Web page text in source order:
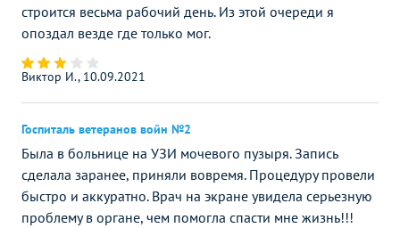
строится весьма рабочий день. Из этой очереди я
опоздал везде где только мог.
Виктор И., 10.09.2021
Госпиталь ветеранов войн №2
Была в больнице на УЗИ мочевого пузыря. Запись
сделала заранее, приняли вовремя. Процедуру провели
быстро и аккуратно. Врач на экране увидела серьезную
проблему в органе, чем помогла спасти мне жизнь!!!